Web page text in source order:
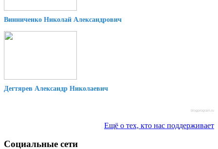
Винниченко Николай Александрович
Дегтярев Александр Николаевич
blogprogram.ru
Ещё о тех, кто нас поддерживает
Социальные сети